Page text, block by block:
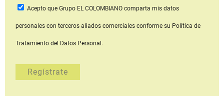
Acepto que Grupo EL COLOMBIANOcomparta mis datos
personales con terceros aliados comerciales conforme su Política de
Tratamiento del Datos Personal.